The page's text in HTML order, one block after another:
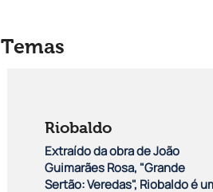
Riobaldo
Extraído da obra de João
Guimarães Rosa, "Grande
Sertão: Veredas", Riobaldo é
Temas